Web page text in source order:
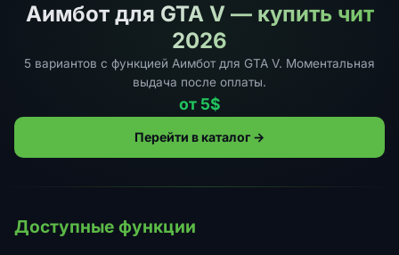
Аимбот для GTA V — купить чит
2026
5 вариантов с функцией Аимбот для GTA V. Моментальная
выдача после оплаты.
от 5$
Перейти в каталог →
Доступные функции